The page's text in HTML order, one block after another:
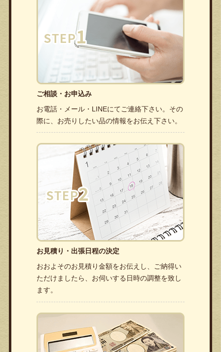
ご相談・お申込み
お電話・メール・LINEにてご連絡下さい。その
際に、お売りしたい品の情報をお伝え下さい。
お見積り・出張日程の決定
おおよそのお見積り金額をお伝えし、ご納得い
ただけましたら、お伺いする日時の調整を致し
ます。